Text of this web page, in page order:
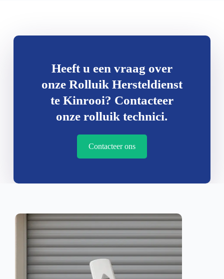
Heeft u een vraag over
onze Rolluik Hersteldienst
te Kinrooi? Contacteer
onze rolluik technici.
Contacteer ons